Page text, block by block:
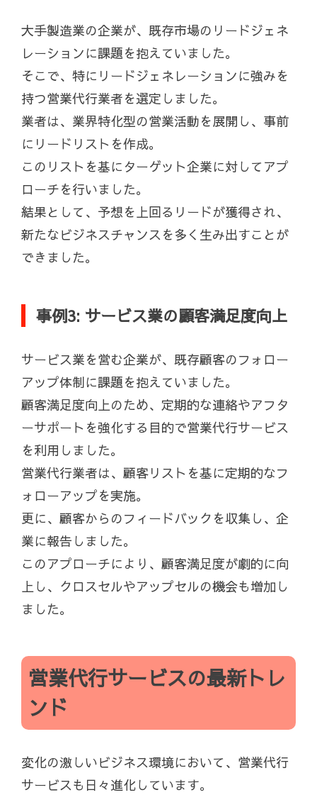
大手製造業の企業が、既存市場のリードジェネ
レーションに課題を抱えていました。
そこで、特にリードジェネレーションに強みを
持つ営業代行業者を選定しました。
業者は、業界特化型の営業活動を展開し、事前
にリードリストを作成。
このリストを基にターゲット企業に対してアプ
ローチを行いました。
結果として、予想を上回るリードが獲得され、
新たなビジネスチャンスを多く生み出すことが
できました。
事例3: サービス業の顧客満足度向上
サービス業を営む企業が、既存顧客のフォロー
アップ体制に課題を抱えていました。
顧客満足度向上のため、定期的な連絡やアフタ
ーサポートを強化する目的で営業代行サービス
を利用しました。
営業代行業者は、顧客リストを基に定期的なフ
ォローアップを実施。
更に、顧客からのフィードバックを収集し、企
業に報告しました。
このアプローチにより、顧客満足度が劇的に向
上し、クロスセルやアップセルの機会も増加し
ました。
営業代行サービスの最新トレ
ンド
変化の激しいビジネス環境において、営業代行
サービスも日々進化しています。